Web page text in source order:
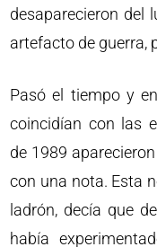
desaparecieron del
artefacto de guerra,
Pasó el tiempo y
coincidían con las
de 1989
con una nota. Esta
ladrón, decía que
había